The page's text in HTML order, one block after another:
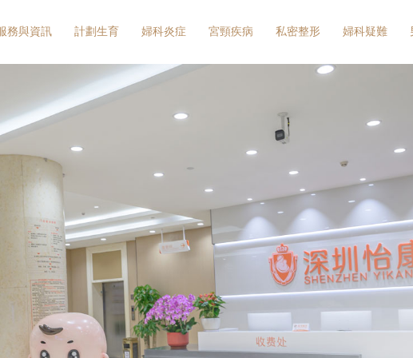
務與資訊 計劃生育 婦科炎症 宮頸疾病 私密整形 婦科疑難